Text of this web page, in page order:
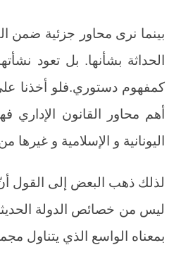
بينما نرى محاور جزئية ضمن
الحداثة بشأنها. بل تعود
كمفهوم دستوري.فلو أخذنا
أهم محاور القانون الإداري
اليونانية و الإسلامية و
لذلك ذهب البعض إلى القول أنّ
ليس من خصائص الدولة
بمعناه الواسع الذي يتناول